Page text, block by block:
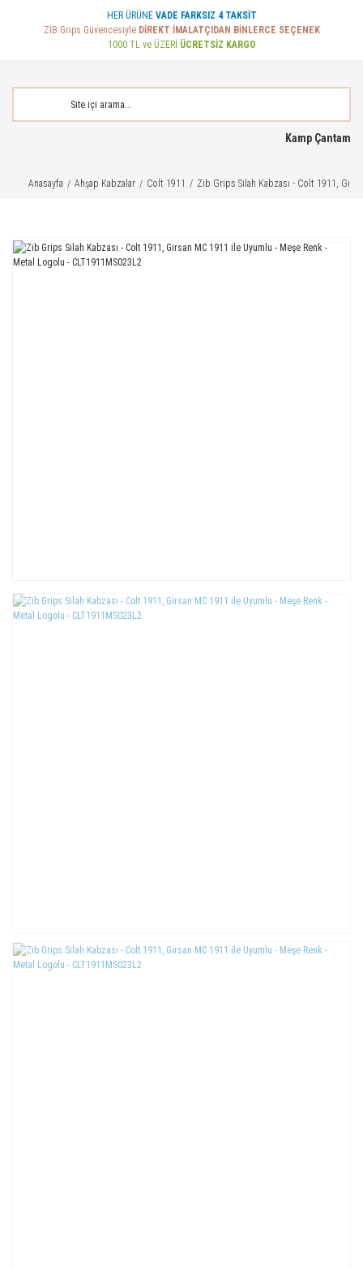
HER ÜRÜNE VADE FARKSIZ 4 TAKSİT
ZİB Grips Güvencesiyle DİREKT İMALATÇIDAN BİNLERCE SEÇENEK
1000 TL ve ÜZERİ ÜCRETSİZ KARGO
Kamp Çantam
Anasayfa Ahşap Kabzalar Colt 1911 Zib Grips Silah Kabzası - Colt 1911,